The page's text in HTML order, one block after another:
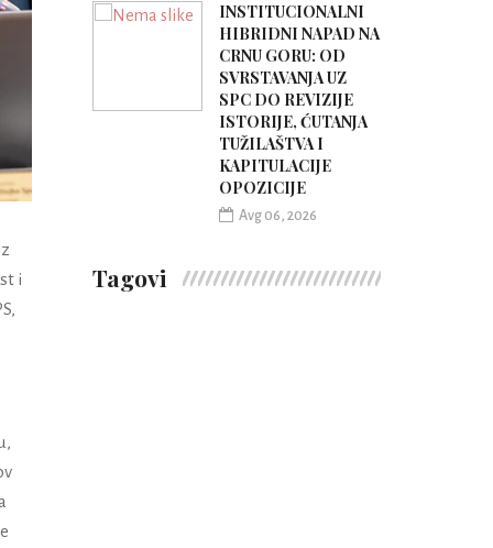
i
INSTITUCIONALNI
HIBRIDNI NAPAD NA
CRNU GORU: OD
SVRSTAVANJA UZ
SPC DO REVIZIJE
ISTORIJE, ĆUTANJA
TUŽILAŠTVA I
KAPITULACIJE
OPOZICIJE
Avg 06, 2026
Tagovi